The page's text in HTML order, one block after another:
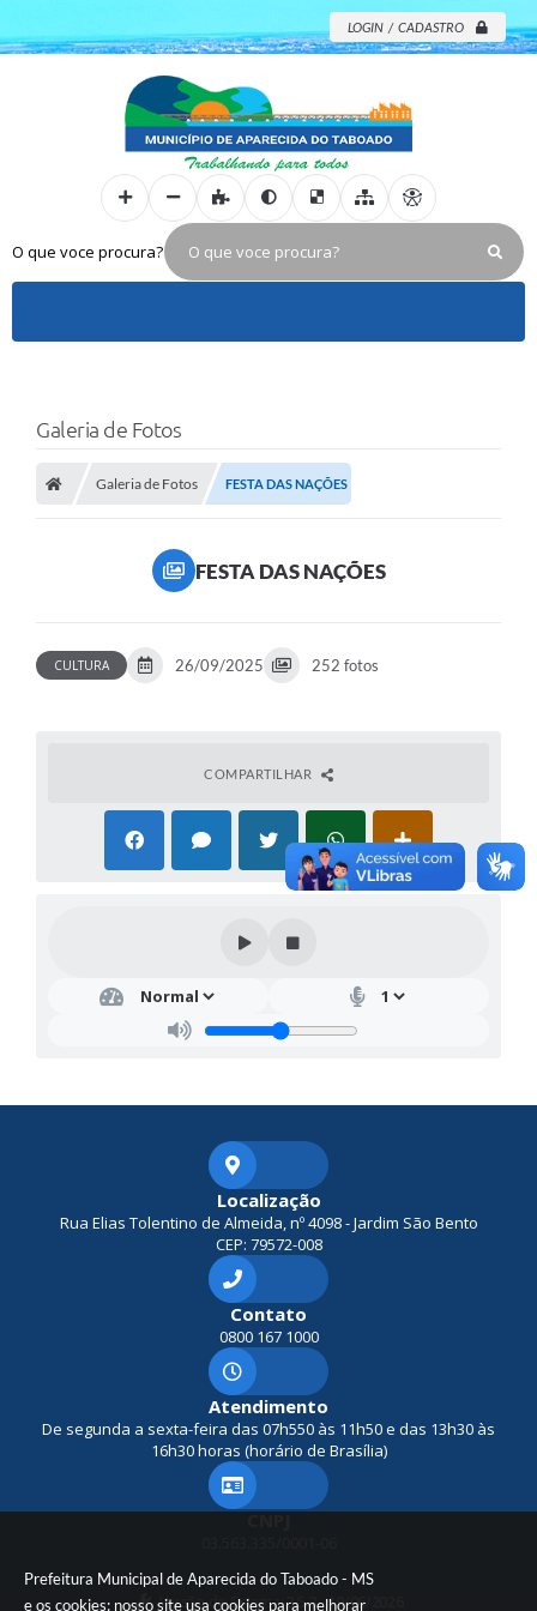
Prefeitura Municipal de Aparecida do Taboado - MS
e os cookies: nosso site usa cookies para melhorar
LOGIN / CADASTRO
O que voce procura?
Galeria de Fotos
Galeria de Fotos FESTA DAS NAÇÕES
FESTA DAS NAÇÕES
CULTURA 26/09/2025 252 fotos
COMPARTILHAR
Localização
Rua Elias Tolentino de Almeida, nº 4098 - Jardim São Bento
CEP: 79572-008
Contato
0800 167 1000
Atendimento
De segunda a sexta-feira das 07h550 às 11h50 e das 13h30 às
16h30 horas (horário de Brasília)
CNPJ
Versão do Sistema:3.5.3 - 19/06/2026